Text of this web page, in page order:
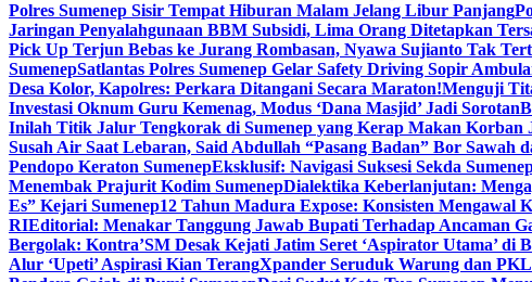
Polres Sumenep Sisir Tempat Hiburan Malam Jelang Libur Panjang
Jaringan Penyalahgunaan BBM Subsidi, Lima Orang Ditetapkan
Pick Up Terjun Bebas ke Jurang Rombasan, Nyawa Sujianto Tak
SumenepSatlantas Polres Sumenep Gelar Safety Driving Sopir
Desa Kolor, Kapolres: Perkara Ditangani Secara Maraton!Menguji
Investasi Oknum Guru Kemenag, Modus ‘Dana Masjid’ Jadi Sorotan
Inilah Titik Jalur Tengkorak di Sumenep yang Kerap Makan Korban
Susah Air Saat Lebaran, Said Abdullah “Pasang Badan” Bor Sawah
Pendopo Keraton SumenepEksklusif: Navigasi Suksesi Sekda
Menembak Prajurit Kodim SumenepDialektika Keberlanjutan:
Es” Kejari Sumenep12 Tahun Madura Expose: Konsisten Mengawal
RIEditorial: Menakar Tanggung Jawab Bupati Terhadap Ancaman
Bergolak: Kontra’SM Desak Kejati Jatim Seret ‘Aspirator Utama’ di
Alur ‘Upeti’ Aspirasi Kian TerangXpander Seruduk Warung dan